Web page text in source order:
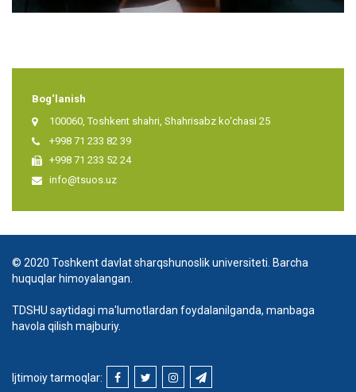
Bog‘lanish
100060, Toshkent shahri, Shahrisabz ko‘chasi 25
+998 71 233 82 39
+998 71 233 52 24
info@tsuos.uz
© 2020 Toshkent davlat sharqshunoslik universiteti. Barcha
huquqlar himoyalangan.
TDSHU saytidagi ma'lumotlardan foydalanilganda, manbaga
havola qilish majburiy.
Ijtimoiy tarmoqlar: